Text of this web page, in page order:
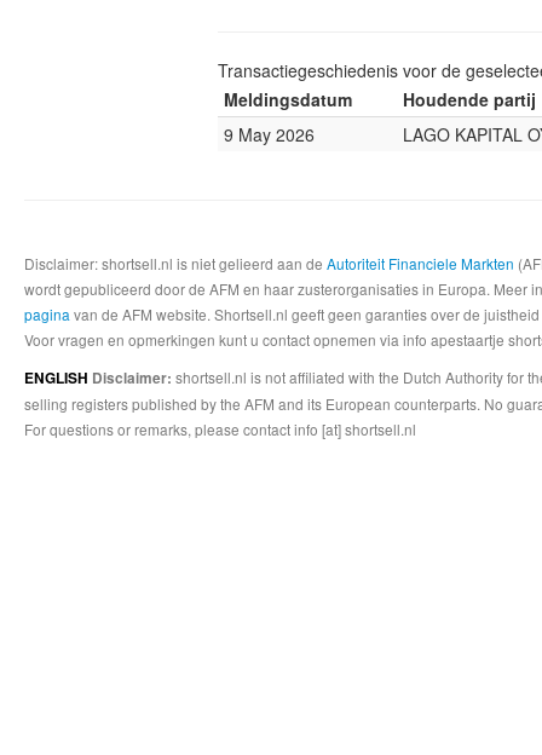
Transactiegeschiedenis voor de
Meldingsdatum
Houdende partij
9 May 2026
LAGO KAPITAL
Disclaimer: shortsell.nl is niet gelieerd aan de Autoriteit Financiele Markten
wordt gepubliceerd door de AFM en haar zusterorganisaties in Europa.
pagina van de AFM website. Shortsell.nl geeft geen garanties over de
Voor vragen en opmerkingen kunt u contact opnemen via info apestaartje
ENGLISH Disclaimer: shortsell.nl is not affiliated with the Dutch Authority for
selling registers published by the AFM and its European counterparts. No
For questions or remarks, please contact info [at] shortsell.nl